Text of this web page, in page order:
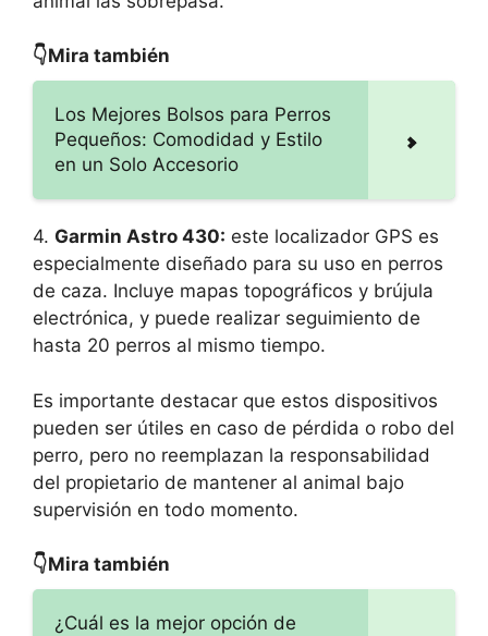
👇Mira también
Los Mejores Bolsos para Perros
Pequeños: Comodidad y Estilo
en un Solo Accesorio
4. Garmin Astro 430: este localizador GPS es
especialmente diseñado para su uso en perros
de caza. Incluye mapas topográficos y brújula
electrónica, y puede realizar seguimiento de
hasta 20 perros al mismo tiempo.
Es importante destacar que estos dispositivos
pueden ser útiles en caso de pérdida o robo del
perro, pero no reemplazan la responsabilidad
del propietario de mantener al animal bajo
supervisión en todo momento.
👇Mira también
¿Cuál es la mejor opción de